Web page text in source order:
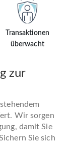
Transaktionen
überwacht
zur
Wir sorgen
damit Sie
Sie sich